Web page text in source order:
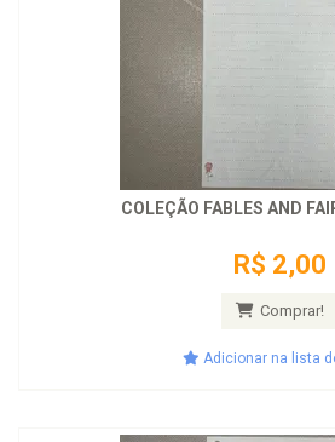
COLEÇÃO FABLES AND
R$ 2,00
Comprar!
Adicionar na lista